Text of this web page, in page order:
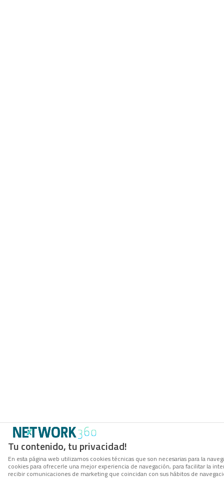
Tu contenido, tu privacidad!
En esta página web utilizamos cookies técnicas que son necesarias para la
cookies para ofrecerle una mejor experiencia de navegación, para facilitar la
recibir comunicaciones de marketing que coincidan con sus hábitos de